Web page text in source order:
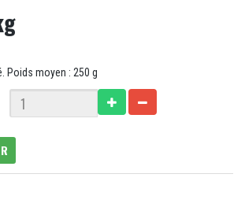
Poids moyen : 250 g